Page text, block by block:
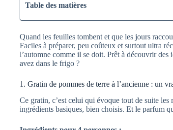
Table des matières
Quand les feuilles tombent et que les jours
Faciles à préparer, peu coûteux et surtout ultra
l’automne comme il se doit. Prêt à découvrir
avez dans le frigo ?
1. Gratin de pommes de terre à l’ancienne : un
Ce gratin, c’est celui qui évoque tout de suite
ingrédients basiques, bien choisis. Et le parfum